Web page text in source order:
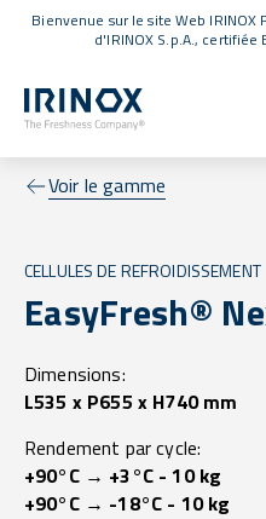
Bienvenue sur le site Web
d'IRINOX S.p.A., certifiée
Voir le gamme
CELLULES DE REFROIDISSEMENT
EasyFresh®
Dimensions:
L535 x P655 x H740 mm
Rendement par cycle:
+90°C → +3°C - 10 kg
+90°C → -18°C - 10 kg